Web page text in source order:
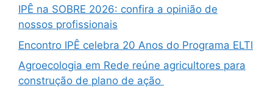
IPÊ na SOBRE 2026: confira a opinião de
nossos profissionais
Encontro IPÊ celebra 20 Anos do Programa ELTI
Agroecologia em Rede reúne agricultores para
construção de plano de ação